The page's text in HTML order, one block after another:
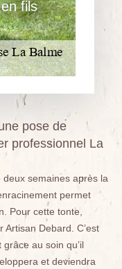
fils
pose de
professionnel La
semaines après la
permet
Pour cette tonte,
Debard. C’est
au soin qu’il
et deviendra